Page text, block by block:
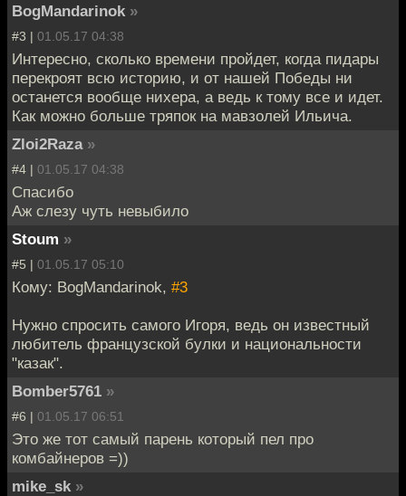
BogMandarinok »
#3 | 01.05.17 04:38
Интересно, сколько времени пройдет, когда пидары
перекроят всю историю, и от нашей Победы ни
останется вообще нихера, а ведь к тому все и идет.
Как можно больше тряпок на мавзолей Ильича.
Zloi2Raza »
#4 | 01.05.17 04:38
Спасибо
Аж слезу чуть невыбило
Stoum »
#5 | 01.05.17 05:10
Кому: BogMandarinok, #3
Нужно спросить самого Игоря, ведь он известный
любитель французской булки и национальности
"казак".
Bomber5761 »
#6 | 01.05.17 06:51
Это же тот самый парень который пел про
комбайнеров =))
mike_sk »